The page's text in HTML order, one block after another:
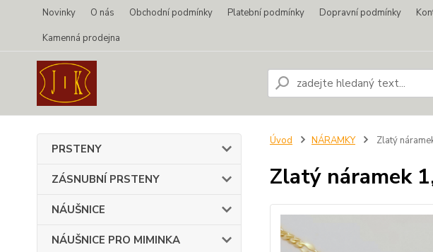
Novinky O nás Obchodní podmínky Platební podmínky Dopravní podmínky
Kamenná prodejna
PRSTENY
ZÁSNUBNÍ PRSTENY
NÁUŠNICE
NÁUŠNICE PRO MIMINKA
Úvod NÁRAMKY Zlatý
Zlatý náramek